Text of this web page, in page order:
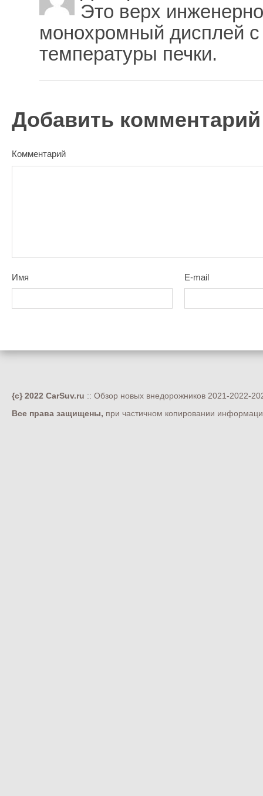
Это верх
монохромный дисплей
температуры печки.
Добавить комментарий
Комментарий
Имя E-mail
{c} 2022 CarSuv.ru :: Обзор новых внедорожников 2021-2022-
Все права защищены, при частичном копировании